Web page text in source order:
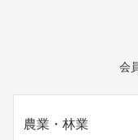
会
農業・林業